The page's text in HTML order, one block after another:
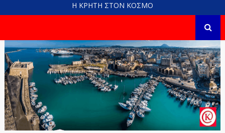
Η ΚΡΗΤΗ ΣΤΟN KOΣΜΟ